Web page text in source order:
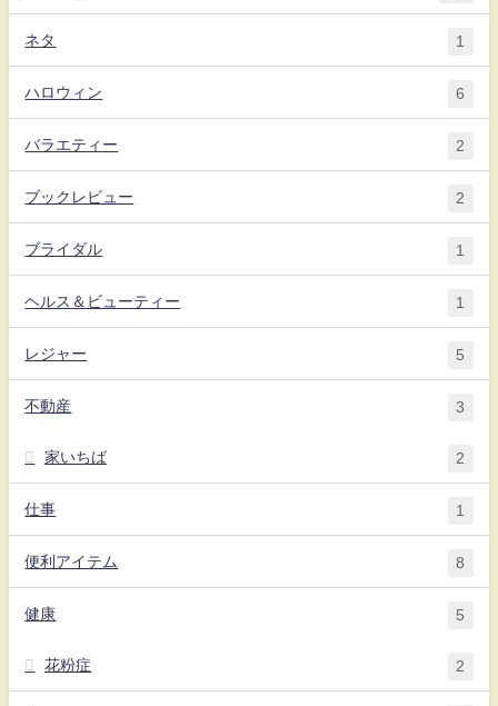
ネタ 1
ハロウィン 6
バラエティー 2
ブックレビュー 2
ブライダル 1
ヘルス＆ビューティー 1
レジャー 5
不動産 3
家いちば 2
仕事 1
便利アイテム 8
健康 5
花粉症 2